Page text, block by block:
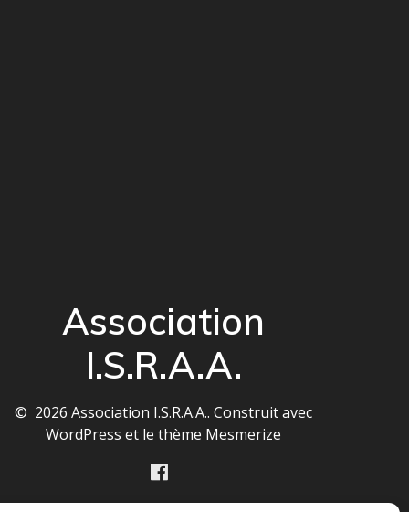
Association
I.S.R.A.A.
© 2026 Association I.S.R.A.A.. Construit avec
WordPress et lethème Mesmerize